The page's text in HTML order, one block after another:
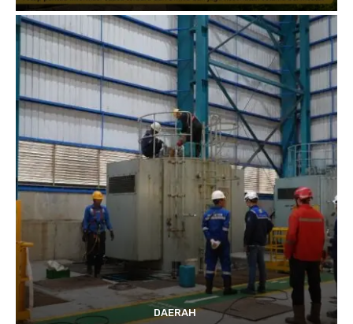
DAERAH